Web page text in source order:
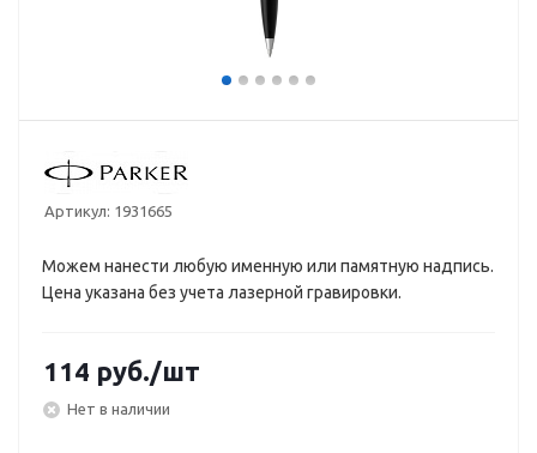
Артикул: 1931665
Можем нанести любую именную или памятную надпись.
Цена указана без учета лазерной гравировки.
114 руб./шт
Нет в наличии